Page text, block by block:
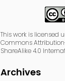
This work is licensed
Commons
ShareAlike 4.0
Archives